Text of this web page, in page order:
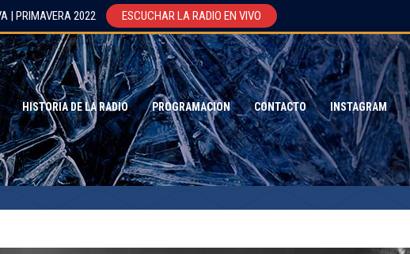
HISTORIA DE LA RADIO PROGRAMACION CONTACTO INSTAGRAM
| PRIMAVERA 2022 ESCUCHAR LA RADIO EN VIVO